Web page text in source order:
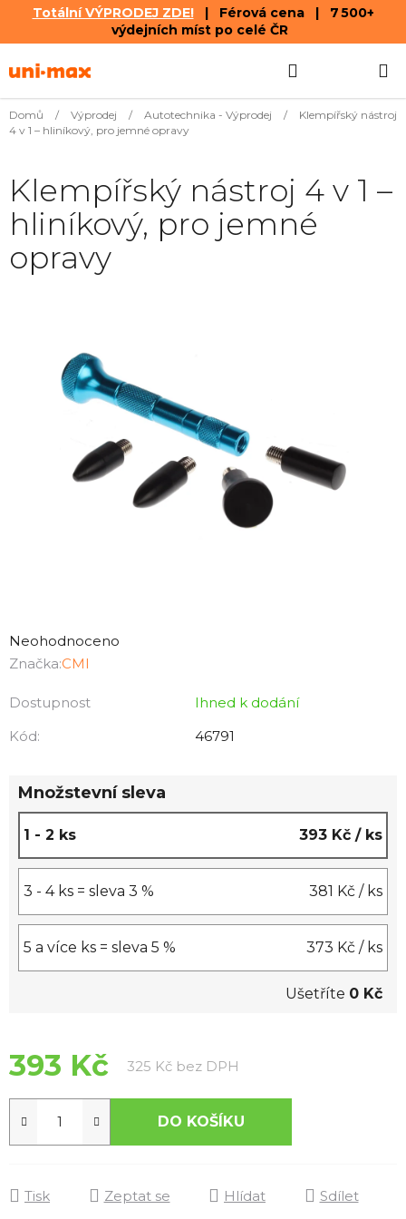
Totální VÝPRODEJ ZDE!| Férová cena | 7 500+
výdejních míst po celé ČR
na
KOŠÍK
Domů / Výprodej / Autotechnika - Výprodej /
Klempířský nástroj
4 v 1 – hliníkový, pro jemné opravy
hodnocení
produktu
0,0
z
Neohodnoceno
Značka:CMI
Dostupnost
Ihned k dodání
Kód:
46791
Množstevní sleva
1 - 2 ks 393 Kč / ks
3 - 4 ks = sleva 3 % 381 Kč / ks
5 a více ks = sleva 5 % 373 Kč / ks
Ušetříte 0 Kč
393 Kč 325 Kč bez DPH
DO KOŠÍKU
Tisk Zeptat se Hlídat Sdílet
Klempířský nástroj 4 v 1 –
hliníkový, pro jemné
opravy